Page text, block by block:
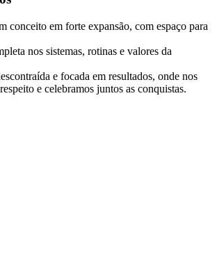
conceito em forte expansão, com espaço para
nos sistemas, rotinas e valores da
e focada em resultados, onde nos
e celebramos juntos as conquistas.